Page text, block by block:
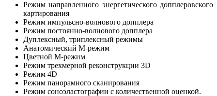
Режим направленного энергетического допплеровского
картирования
Режим импульсно-волнового допплера
Режим постоянно-волнового допплера
Дуплексный, триплексный режимы
Анатомический М-режим
Цветной М-режим
Режим трехмерной реконструкции 3D
Режим 4D
Режим панорамного сканирования
Режим соноэластографии с количественной оценкой.